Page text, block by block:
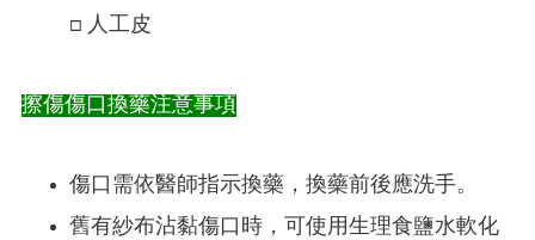
□ 人工皮
擦傷傷口換藥注意事項
傷口需依醫師指示換藥，換藥前後應洗手。
舊有紗布沾黏傷口時，可使用生理食鹽水軟化